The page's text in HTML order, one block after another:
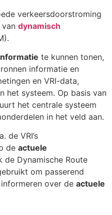
verkeersdoorstroming
dynamisch
te kunnen tonen,
informatie en
en VRI-data,
het systeem. Op basis van
het centrale systeem
in het veld aan.
de VRI’s
de actuele
de Dynamische Route
om passerend
over de actuele